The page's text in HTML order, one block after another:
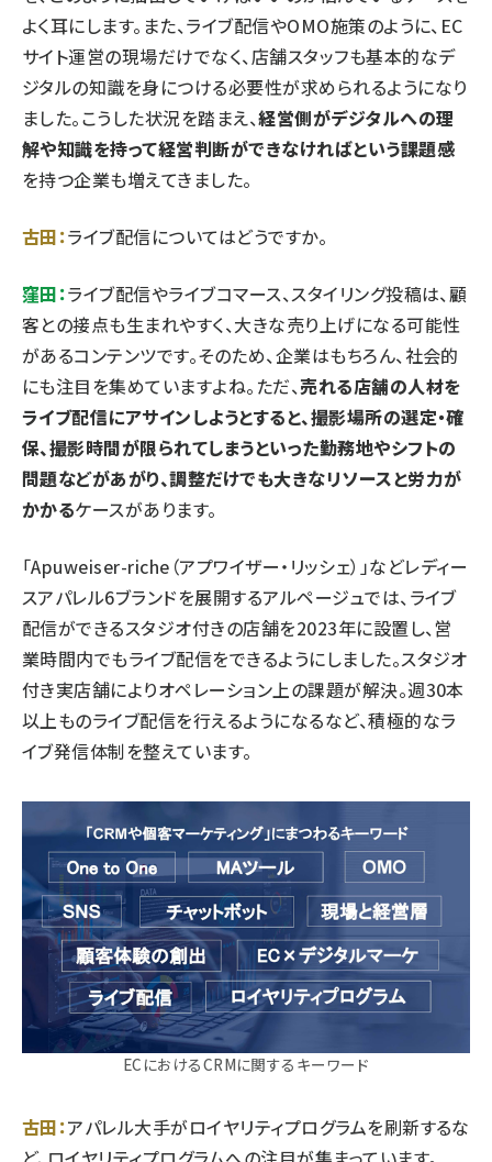
よく耳にします。また、ライブ配信やOMO施策のように、EC
サイト運営の現場だけでなく、店舗スタッフも基本的なデ
ジタルの知識を身につける必要性が求められるようになり
ました。こうした状況を踏まえ、経営側がデジタルへの理
解や知識を持って経営判断ができなければという課題感
を持つ企業も増えてきました。
古田：ライブ配信についてはどうですか。
窪田：ライブ配信やライブコマース、スタイリング投稿は、顧
客との接点も生まれやすく、大きな売り上げになる可能性
があるコンテンツです。そのため、企業はもちろん、社会的
にも注目を集めていますよね。ただ、売れる店舗の人材を
ライブ配信にアサインしようとすると、撮影場所の選定・確
保、撮影時間が限られてしまうといった勤務地やシフトの
問題などがあがり、調整だけでも大きなリソースと労力が
かかるケースがあります。
「Apuweiser-riche（アプワイザー・リッシェ）」などレディー
スアパレル6ブランドを展開するアルページュでは、ライブ
配信ができるスタジオ付きの店舗を2023年に設置し、営
業時間内でもライブ配信をできるようにしました。スタジオ
付き実店舗によりオペレーション上の課題が解決。週30本
以上ものライブ配信を行えるようになるなど、積極的なラ
イブ発信体制を整えています。
ECにおけるCRMに関するキーワード
古田：アパレル大手がロイヤリティプログラムを刷新するな